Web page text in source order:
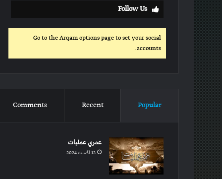
Follow Us
Go to the Arqam options page to set your social
accounts.
Popular
Recent
Comments
عمري عملیات
12 اگست 2024